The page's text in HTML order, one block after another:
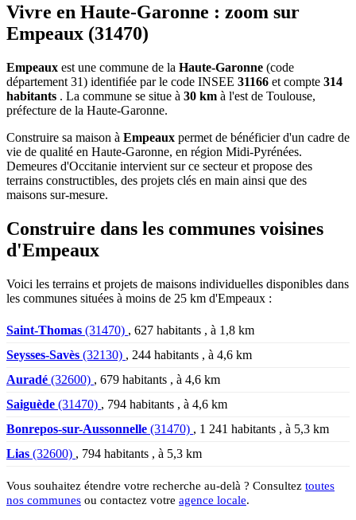
Vivre en Haute-Garonne : zoom sur
Empeaux (31470)
Empeaux est une commune de la Haute-Garonne (code
département 31) identifiée par le code INSEE 31166 et compte 314
habitants . La commune se situe à 30 km à l'est de Toulouse,
préfecture de la Haute-Garonne.
Construire sa maison à Empeaux permet de bénéficier d'un cadre de
vie de qualité en Haute-Garonne, en région Midi-Pyrénées.
Demeures d'Occitanie intervient sur ce secteur et propose des
terrains constructibles, des projets clés en main ainsi que des
maisons sur-mesure.
Construire dans les communes voisines
d'Empeaux
Voici les terrains et projets de maisons individuelles disponibles dans
les communes situées à moins de 25 km d'Empeaux :
Saint-Thomas (31470) , 627 habitants , à 1,8 km
Seysses-Savès (32130) , 244 habitants , à 4,6 km
Auradé (32600) , 679 habitants , à 4,6 km
Saiguède (31470) , 794 habitants , à 4,6 km
Bonrepos-sur-Aussonnelle (31470) , 1 241 habitants , à 5,3 km
Lias (32600) , 794 habitants , à 5,3 km
Vous souhaitez étendre votre recherche au-delà ? Consultez toutes
nos communes ou contactez votre agence locale.